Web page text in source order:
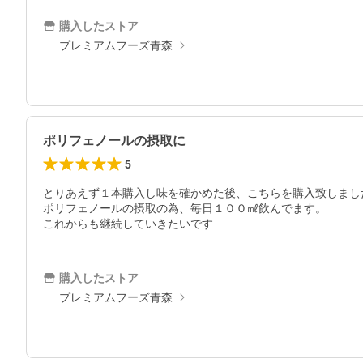
購入したストア
プレミアムフーズ青森
ポリフェノールの摂取に
5
とりあえず１本購入し味を確かめた後、こちらを購入致しま
ポリフェノールの摂取の為、毎日１００㎖飲んでます。
これからも継続していきたいです
購入したストア
プレミアムフーズ青森